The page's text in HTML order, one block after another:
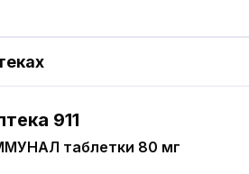
911
таблетки 80 мг